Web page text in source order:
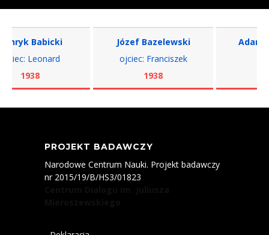
Babicki
Leonard
1938
Józef Bazelewski
ojciec: Franciszek
1938
Adam
PROJEKT BADAWCZY
Narodowe Centrum Nauki. Projekt badawczy
nr 2015/19/B/HS3/01823